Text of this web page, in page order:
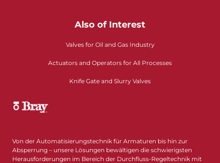
Also of Interest
Valves for Oil and Gas Industry
Actuators and Operators for All Processes
Knife Gate and Slurry Valves
Von der Automatisierungstechnik für Armaturen bis hin zur
Absperrung – unsere Lösungen bewältigen die schwierigsten
Herausforderungen im Bereich der Durchfluss-Regeltechnik mit